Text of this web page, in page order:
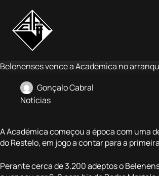
conteúdo
Belenenses vence a Académica no
Gonçalo Cabral
Notícias
A Académica começou a época com uma
do Restelo, em jogo a contar para a
Perante cerca de 3.200 adeptos o